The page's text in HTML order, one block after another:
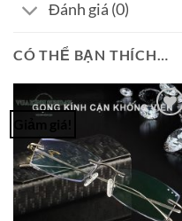
Đánh giá (0)
CÓ THỂ BẠN THÍCH…
Add to
Wishlist